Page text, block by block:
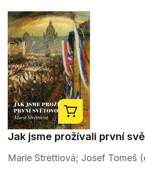
Jak jsme prožívali první
Marie Strettiová; Josef Tomeš